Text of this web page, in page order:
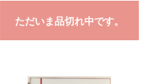
ただいま品切れ中です。